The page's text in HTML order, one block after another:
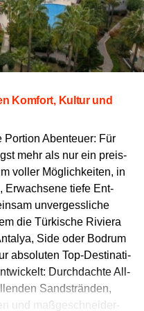
Kom­fort, Kul­tur und
Aben­teu­er: Für
mehr als nur ein preis­
vol­ler Mög­lich­kei­ten, in
Erwach­se­ne tie­fe Ent­
unver­gess­li­che
die Tür­ki­sche Rivie­ra
Side oder Bodrum
abso­lu­ten Top-Desti­na­ti­
Durch­dach­te All-
Sand­strän­den,
und maß­ge­schnei­der­